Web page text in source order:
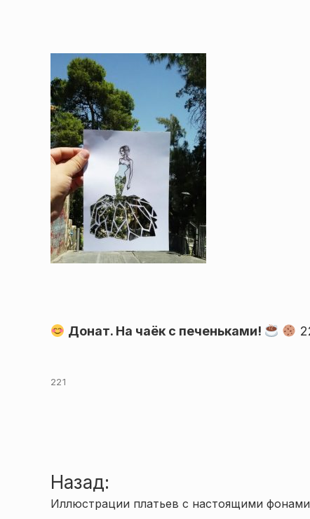
Донат. На чаёк с печеньками!
221
Навигация
Назад:
Иллюстрации платьев с настоящими фонами